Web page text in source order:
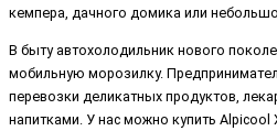
кемпера, дачного домика или
В быту автохолодильник нового
мобильную морозилку.
перевозки деликатных продуктов,
напитками. У нас можно купить Alpicool